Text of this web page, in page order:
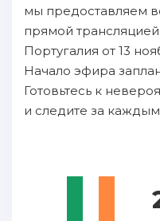
мы предоставляем
прямой
Португалия от 13
Начало эфира
Готовьтесь к
и следите за